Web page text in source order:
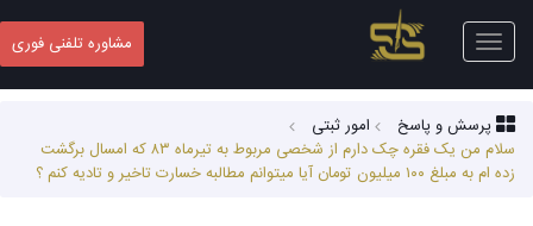
Toggle
navigation
مشاوره تلفنی فوری
پرسش و پاسخ
امور ثبتی
سلام من یک فقره چک دارم از شخصی مربوط به تیرماه ۸۳ که امسال برگشت
زده ام به مبلغ ۱۰۰ میلیون تومان آیا میتوانم مطالبه خسارت تاخیر و تادیه کنم ؟